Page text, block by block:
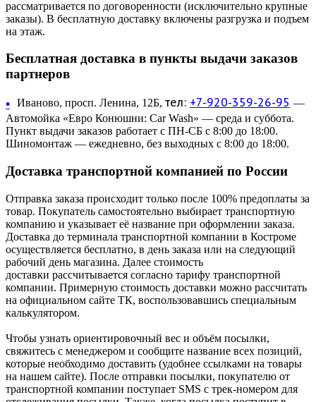
рассматривается по договоренности (исключительно крупные
заказы). В бесплатную доставку включены разгрузка и подъем
на этаж.
Бесплатная доставка в пункты выдачи заказов
партнеров
• Иваново, просп. Ленина, 12Б, тел: +7-920-359-26-95 —
Автомойка «Евро Конюшни: Car Wash» — среда и суббота.
Пункт выдачи заказов работает с ПН-СБ с 8:00 до 18:00.
Шиномонтаж — ежедневно, без выходных с 8:00 до 18:00.
Доставка транспортной компанией по России
Отправка заказа происходит только после 100% предоплаты за
товар. Покупатель самостоятельно выбирает транспортную
компанию и указывает её название при оформлении заказа.
Доставка до терминала транспортной компании в Костроме
осуществляется бесплатно, в день заказа или на следующий
рабочий день магазина. Далее стоимость
доставки рассчитывается согласно тарифу транспортной
компании. Примерную стоимость доставки можно рассчитать
на официальном сайте ТК, воспользовавшись специальным
калькулятором.
Чтобы узнать ориентировочный вес и объём посылки,
свяжитесь с менеджером и сообщите название всех позиций,
которые необходимо доставить (удобнее ссылками на товары
на нашем сайте). После отправки посылки, покупателю от
транспортной компании поступает SMS с трек-номером для